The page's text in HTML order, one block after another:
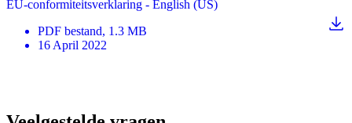
EU-conformiteitsverklaring - English (US)
PDF bestand, 1.3 MB
16 April 2022